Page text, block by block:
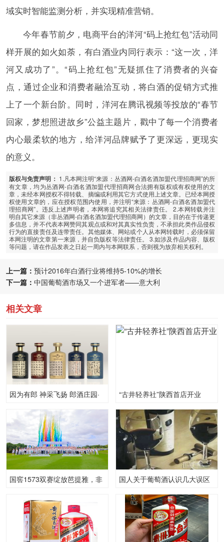
域实时智能监测分析，并实现精准营销。
今年春节前夕，电商平台的洋河“码上抢红包”活动同
样开展的如火如荼，有白酒业内同行表示：“这一次，洋
河又成功了”。“码上抢红包”无疑抓住了消费者的兴奋
点，通过企业和消费者融洽互动，将白酒的促销方式推
上了一个新台阶。同时，洋河在腾讯视频等投放的“春节
回家，梦想照进故乡”公益主题片，戳中了每一个消费者
内心最柔软的地方，给洋河品牌赋予了更深远，更现实
的意义。
版权与免责声明： 1.凡本网注明“来源：丛酒网-白酒名酒加盟代理招商网”的所
有文章，均为丛酒网-白酒名酒加盟代理招商网合法拥有版权或有权使用的文
章，未经本网授权不得转载、摘编或利用其它方式使用上述文章。已经本网授
权使用文章的，应在授权范围内使用，并注明“来源：丛酒网-白酒名酒加盟代
理招商网”。违反上述声明者，本网将追究其相关法律责任。 2.本网转载并注
明自其它来源（非丛酒网-白酒名酒加盟代理招商网）的文章，目的在于传递更
多信息，并不代表本网赞同其观点或和对其真实性负责，不承担此类作品侵权
行为的直接责任及连带责任。其他媒体、网站或个人从本网转载时，必须保留
本网注明的文章第一来源，并自负版权等法律责任。 3.如涉及作品内容、版权
等问题，请在作品发表之日起一周内与本网联系，否则视为放弃相关权利。
上一篇： 预计2016年白酒行业将维持5-10%的增长
下一篇： 中国葡萄酒市场又一个进军者——意大利
相关文章
因为有郎 神采飞扬 郎酒庄园·
中华经典书法系列酒限量上市
“古井轻养社”陕西首店开业
国窖1573双赛绽放芭提雅，非
国人关于葡萄酒认识几大误区